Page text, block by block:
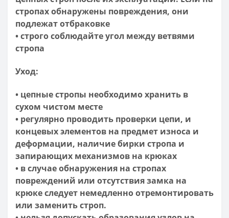
стропах обнаружены повреждения, они
подлежат отбраковке
• строго соблюдайте угол между ветвями
стропа
Уход:
• цепные стропы необходимо хранить в
сухом чистом месте
• регулярно проводить проверки цепи, и
концевых элементов на предмет износа и
деформации, наличие бирки стропа и
запирающих механизмов на крюках
• в случае обнаружения на стропах
повреждений или отсутствия замка на
крюке следует немедленно отремонтировать
или заменить строп.